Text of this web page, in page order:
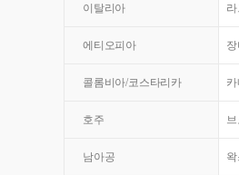
이탈리아
에티오피아
콜롬비아/코스타리카
호주
남아공